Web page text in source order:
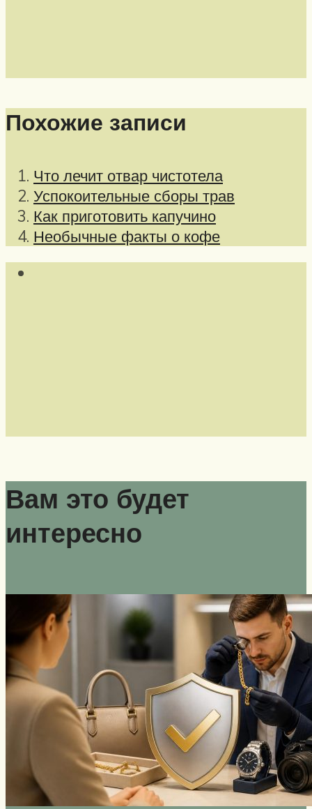
Похожие записи
Что лечит отвар чистотела
Успокоительные сборы трав
Как приготовить капучино
Необычные факты о кофе
Вам это будет
интересно